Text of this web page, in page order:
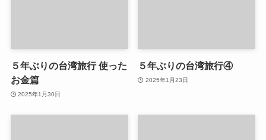
５年ぶりの台湾旅行 使った
お金篇
2025年1月30日
５年ぶりの台湾旅行④
2025年1月23日